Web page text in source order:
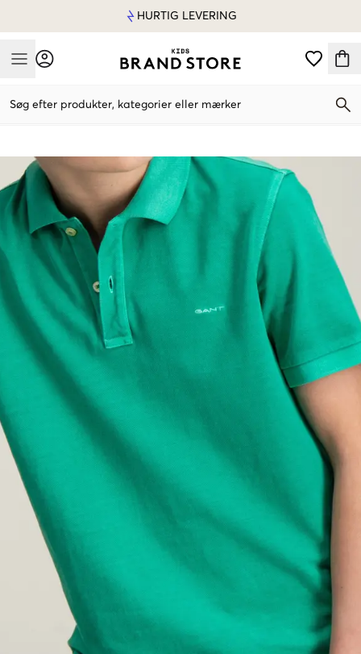
HURTIG LEVERING
Mobile Menu
Søg efter produkter, kategorier eller mærker